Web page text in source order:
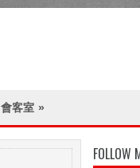
會客室 »
FOLLOW